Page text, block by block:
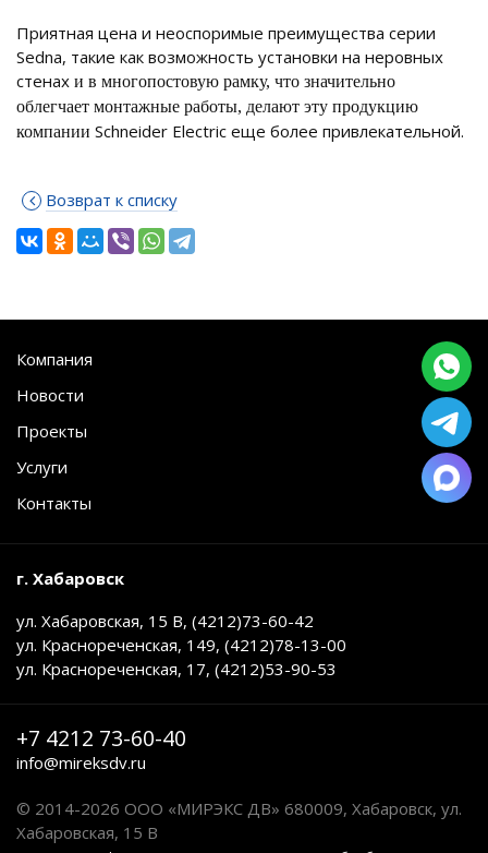
Приятная цена и неоспоримые преимущества серии
Sedna, такие как возможность установки на неровных
стенах и в многопостовую рамку, что значительно
облегчает монтажные работы, делают эту продукцию
компании Schneider Electric еще более привлекательной.
Возврат к списку
Компания
Новости
Проекты
Услуги
Контакты
г. Хабаровск
ул. Хабаровская, 15 В, (4212)73-60-42
ул. Краснореченская, 149, (4212)78-13-00
ул. Краснореченская, 17, (4212)53-90-53
+7 4212 73-60-40
info@mireksdv.ru
© 2014-2026 ООО «МИРЭКС ДВ» 680009, Хабаровск, ул.
Хабаровская, 15 В